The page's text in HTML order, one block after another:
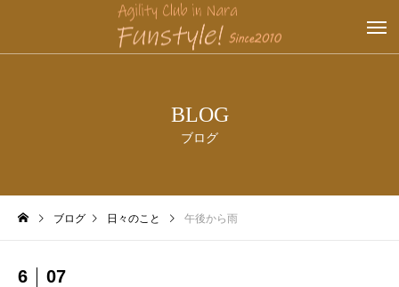
BLOG
ブログ
ブログ 日々のこと 午後から雨
6 07